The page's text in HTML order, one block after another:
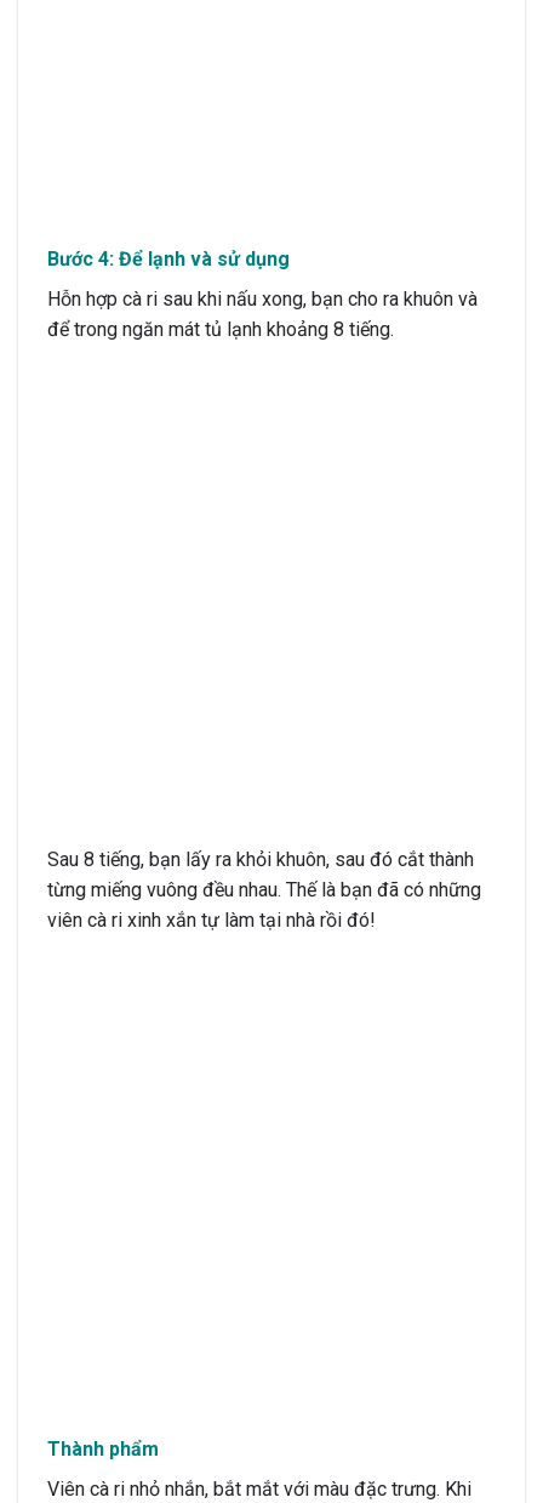
Bước 4: Để lạnh và sử dụng
Hỗn hợp cà ri sau khi nấu xong, bạn cho ra khuôn và
để trong ngăn mát tủ lạnh khoảng 8 tiếng.
Sau 8 tiếng, bạn lấy ra khỏi khuôn, sau đó cắt thành
từng miếng vuông đều nhau. Thế là bạn đã có những
viên cà ri xinh xắn tự làm tại nhà rồi đó!
Thành phẩm
Viên cà ri nhỏ nhắn, bắt mắt với màu đặc trưng. Khi